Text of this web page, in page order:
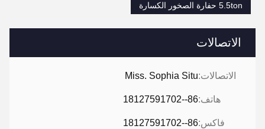
الاتصالات
الاتصالات:Miss. Sophia Situ
هاتف:86--18127591702
فاكس:86--18127591702
5.5ton حفارة الصخور الكسارة